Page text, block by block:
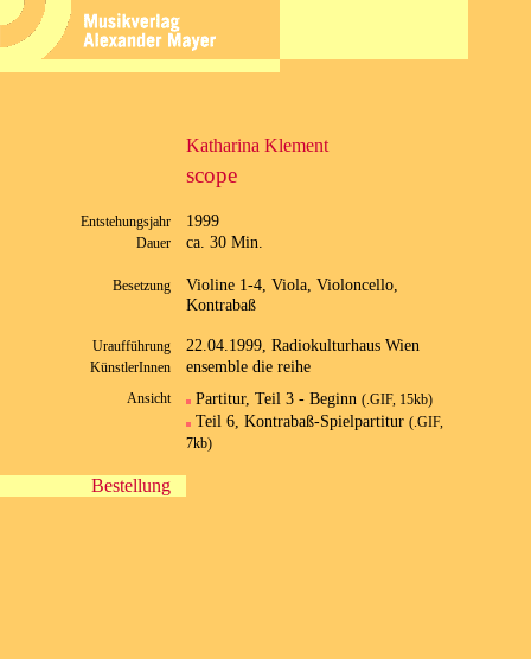
Katharina Klement
scope
Entstehungsjahr 1999
Dauer ca. 30 Min.
Besetzung
Violine 1-4, Viola, Violoncello,
Kontrabaß
Uraufführung 22.04.1999, Radiokulturhaus Wien
KünstlerInnen ensemble die reihe
Ansicht Partitur, Teil 3 - Beginn (.GIF, 15kb)
Teil 6, Kontrabaß-Spielpartitur (.GIF,
7kb)
Bestellung